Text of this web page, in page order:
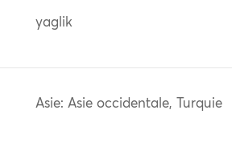
yaglik
Asie: Asie occidentale, Turquie